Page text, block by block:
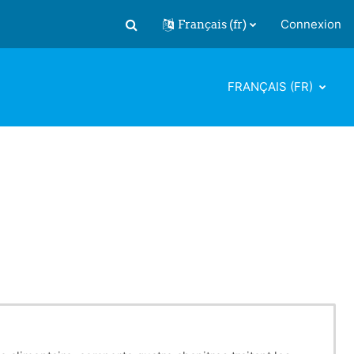
Activer/désactiver la saisie de
Français ‎(fr)‎ Connexion
FRANÇAIS ‎(FR)‎